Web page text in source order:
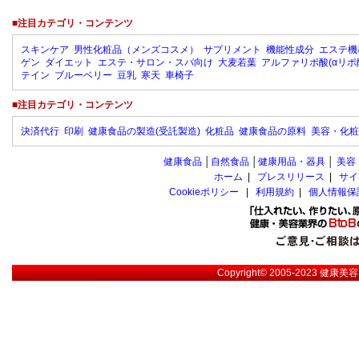
■注目カテゴリ・コンテンツ
スキンケア 男性化粧品（メンズコスメ） サプリメント 機能性成分 エステ
ゲン ダイエット エステ・サロン・スパ向け 大麦若葉 アルファリポ酸(αリポ
テイン ブルーベリー 豆乳 寒天 車椅子
■注目カテゴリ・コンテンツ
決済代行 印刷 健康食品の製造(受託製造) 化粧品 健康食品の原料 美容・化
健康食品 自然食品 健康用品・器具 美容
ホーム
プレスリリース
サ
Cookieポリシー
利用規約 個人情報
Copyright© 2005-2023健康美